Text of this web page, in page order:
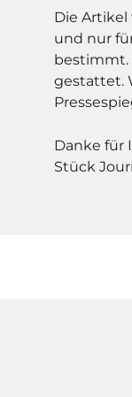
Die
und nur
bestimmt.
gestattet.
Danke für
Stück